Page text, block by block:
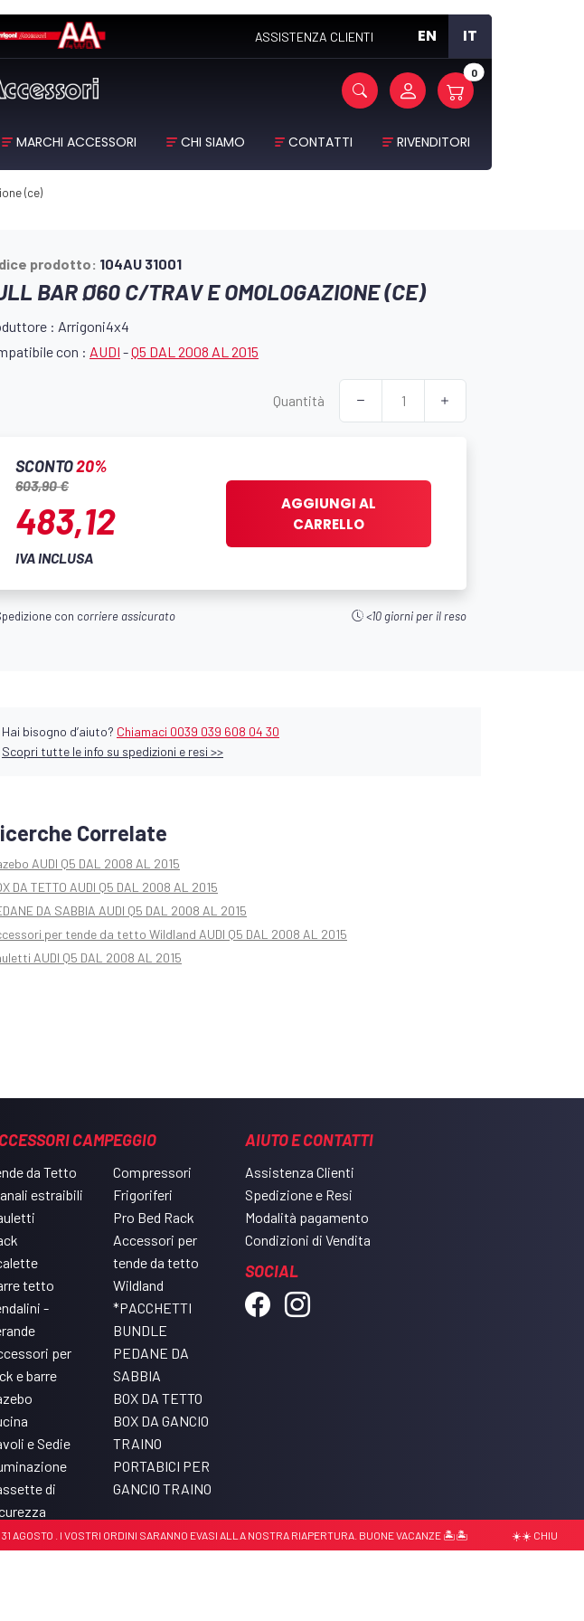
ASSISTENZA CLIENTI EN IT
0
MARCHI ACCESSORI CHI SIAMO CONTATTI RIVENDITORI
(ce)
prodotto: 104AU 31001
BAR Ø60 C/TRAV E OMOLOGAZIONE (CE)
: Arrigoni4x4
con : AUDI -Q5 DAL 2008 AL 2015
Quantità
SCONTO20%
603,90 €
483,12
IVA INCLUSA
AGGIUNGI AL
CARRELLO
con corriere assicurato <10 giorni per il reso
Hai bisogno d’aiuto? Chiamaci 0039 039 608 04 30
Scopri tutte le info su spedizioni e resi >>
Correlate
AUDI Q5 DAL 2008 AL 2015
DA TETTO AUDI Q5 DAL 2008 AL 2015
DA SABBIA AUDI Q5 DAL 2008 AL 2015
per tende da tetto Wildland AUDI Q5 DAL 2008 AL 2015
AUDI Q5 DAL 2008 AL 2015
CAMPEGGIO
da Tetto
estraibili
tetto
-
per
e barre
e Sedie
di
per Pro
Compressori
Frigoriferi
Pro Bed Rack
Accessori per
tende da tetto
Wildland
*PACCHETTI
BUNDLE
PEDANE DA
SABBIA
BOX DA TETTO
BOX DA GANCIO
TRAINO
PORTABICI PER
GANCIO TRAINO
AIUTO E CONTATTI
Assistenza Clienti
Spedizione e Resi
Modalità pagamento
Condizioni di Vendita
SOCIAL
. I VOSTRI ORDINI SARANNO EVASI ALLA NOSTRA RIAPERTURA. BUONE VACANZE 🏝️🏝️ ☀️☀️ CHIUSURA